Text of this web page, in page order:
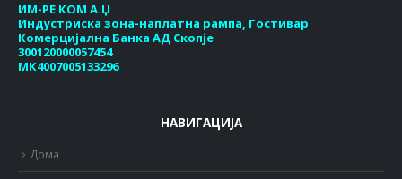
ИМ-РЕ КОМ А.Џ
Индустриска зона-наплатна рампа, Гостивар
Комерцијална Банка АД Скопје
300120000057454
МК4007005133296
НАВИГАЦИЈА
Дома